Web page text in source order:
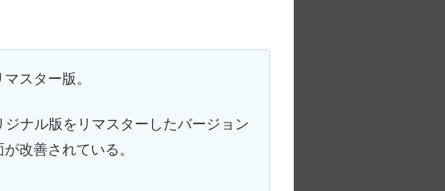
スター版。
ナル版をリマスターしたバージョン
改善されている。